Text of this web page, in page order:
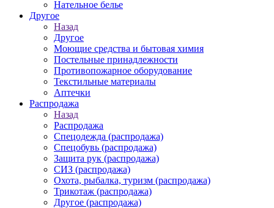
Нательное белье
Другое
Назад
Другое
Моющие средства и бытовая химия
Постельные принадлежности
Противопожарное оборудование
Текстильные материалы
Аптечки
Распродажа
Назад
Распродажа
Спецодежда (распродажа)
Спецобувь (распродажа)
Защита рук (распродажа)
СИЗ (распродажа)
Охота, рыбалка, туризм (распродажа)
Трикотаж (распродажа)
Другое (распродажа)